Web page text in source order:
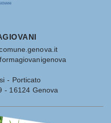
- Porticato
- 16124 Genova